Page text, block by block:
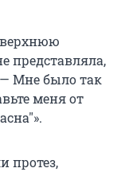
верхнюю
представляла,
— Мне было так
меня от
"».
протез,